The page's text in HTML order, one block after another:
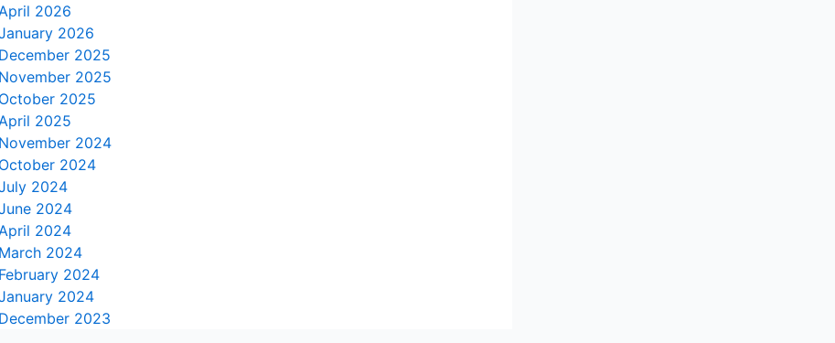
2026
2026
December 2025
November 2025
October 2025
2025
November 2024
October 2024
2024
2024
2024
March 2024
February 2024
2024
December 2023